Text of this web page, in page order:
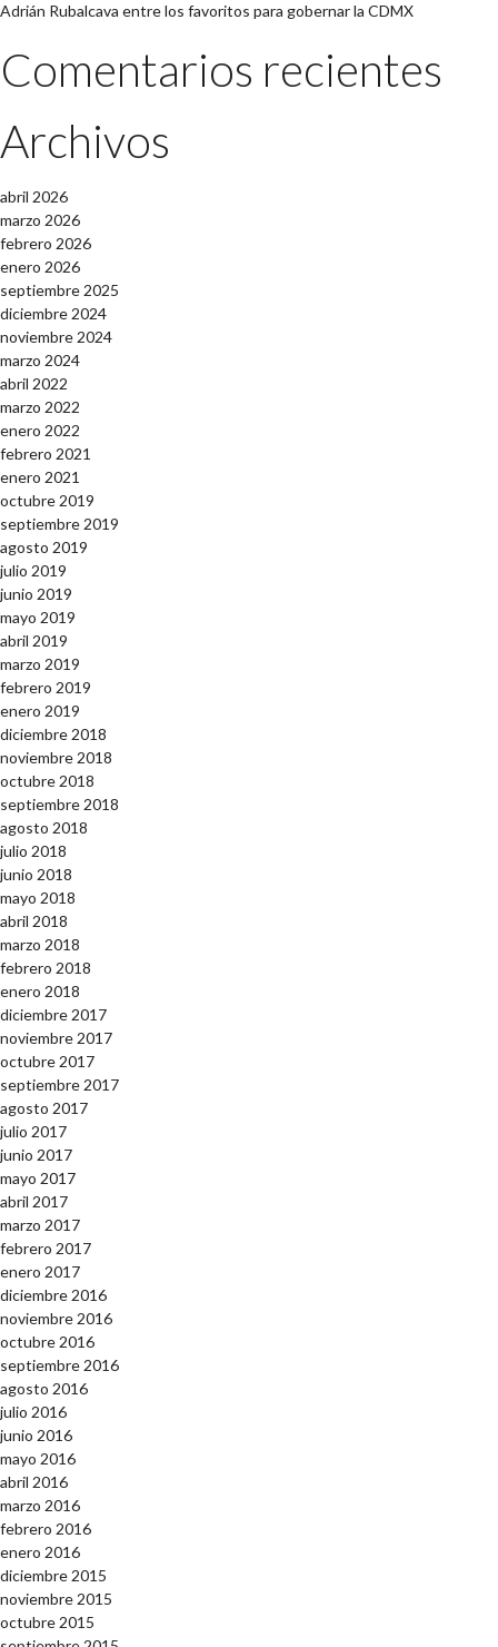
Adrián Rubalcava entre los favoritos para gobernar la CDMX
Comentarios recientes
Archivos
abril 2026
marzo 2026
febrero 2026
enero 2026
septiembre 2025
diciembre 2024
noviembre 2024
marzo 2024
abril 2022
marzo 2022
enero 2022
febrero 2021
enero 2021
octubre 2019
septiembre 2019
agosto 2019
julio 2019
junio 2019
mayo 2019
abril 2019
marzo 2019
febrero 2019
enero 2019
diciembre 2018
noviembre 2018
octubre 2018
septiembre 2018
agosto 2018
julio 2018
junio 2018
mayo 2018
abril 2018
marzo 2018
febrero 2018
enero 2018
diciembre 2017
noviembre 2017
octubre 2017
septiembre 2017
agosto 2017
julio 2017
junio 2017
mayo 2017
abril 2017
marzo 2017
febrero 2017
enero 2017
diciembre 2016
noviembre 2016
octubre 2016
septiembre 2016
agosto 2016
julio 2016
junio 2016
mayo 2016
abril 2016
marzo 2016
febrero 2016
enero 2016
diciembre 2015
noviembre 2015
octubre 2015